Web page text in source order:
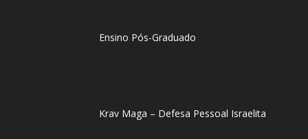
Ensino Pós-Graduado
Krav Maga – Defesa Pessoal Israelita